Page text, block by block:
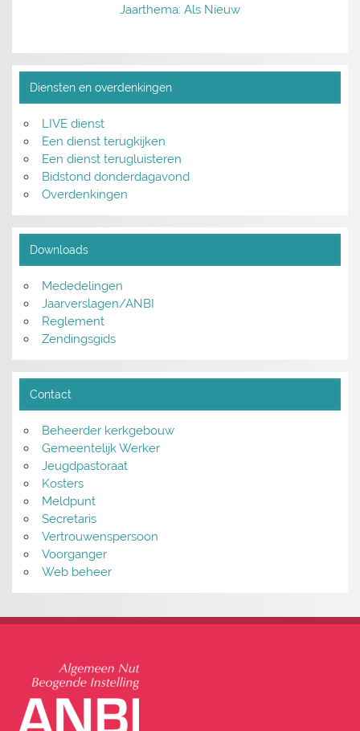
Jaarthema: Als Nieuw
Diensten en overdenkingen
LIVE dienst
Een dienst terugkijken
Een dienst terugluisteren
Bidstond donderdagavond
Overdenkingen
Downloads
Mededelingen
Jaarverslagen/ANBI
Reglement
Zendingsgids
Contact
Beheerder kerkgebouw
Gemeentelijk Werker
Jeugdpastoraat
Kosters
Meldpunt
Secretaris
Vertrouwenspersoon
Voorganger
Web beheer